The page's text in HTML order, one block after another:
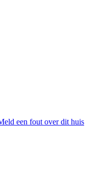
een fout over dit huis